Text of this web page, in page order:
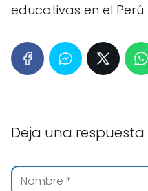
educativas en el Perú.
Deja una respuesta